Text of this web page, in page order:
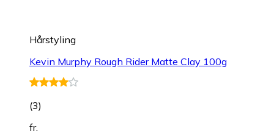
Hårstyling
Kevin Murphy Rough Rider Matte Clay 100g
(3)
fr.